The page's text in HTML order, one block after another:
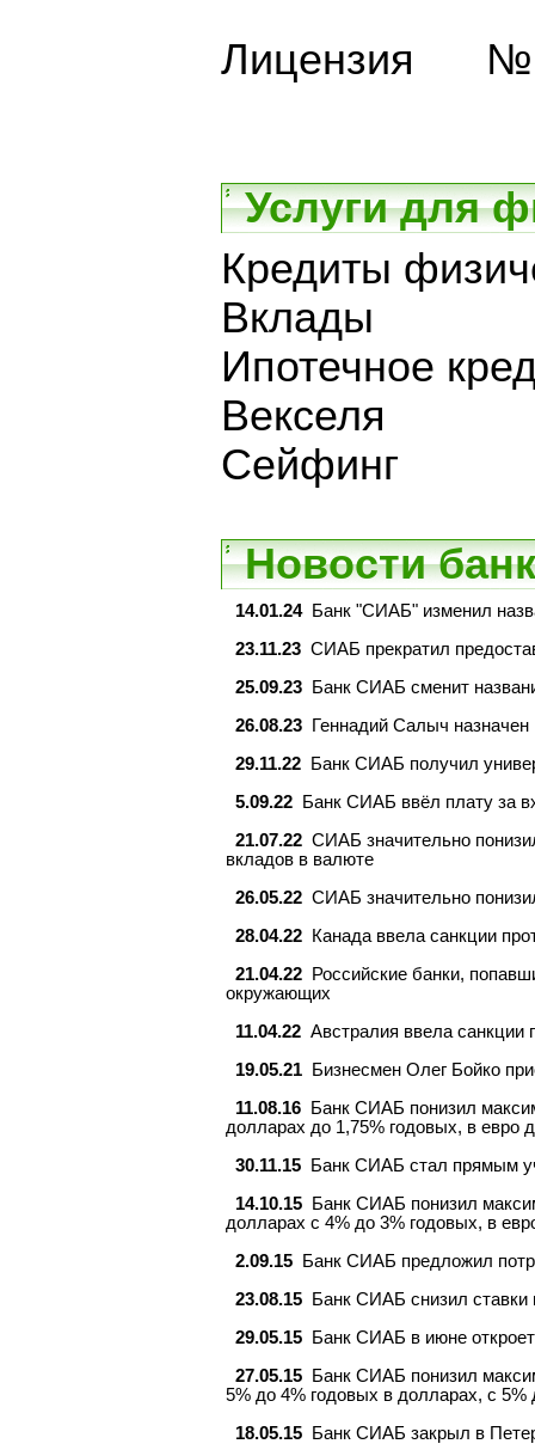
Лицензия №
Услуги для
Кредиты
Вклады
Ипотечное
Векселя
Сейфинг
Новости
14.01.24
Банк "СИАБ" изменил
23.11.23 СИАБ прекратил
25.09.23
Банк СИАБ сменит
26.08.23
Геннадий Салыч
29.11.22
Банк СИАБ получил
5.09.22
Банк СИАБ ввёл плату за
21.07.22 СИАБ значительно
вкладов в валюте
26.05.22 СИАБ значительно
28.04.22
Канада ввела санкции
21.04.22
Российские банки,
окружающих
11.04.22 Австралия ввела санкции
19.05.21
Бизнесмен Олег Бойко
11.08.16
Банк СИАБ понизил
долларах до 1,75% годовых, в евро
30.11.15
Банк СИАБ стал прямым
14.10.15
Банк СИАБ понизил
долларах с 4% до 3% годовых, в
2.09.15
Банк СИАБ предложил
23.08.15
Банк СИАБ снизил ставки
29.05.15
Банк СИАБ в июне
27.05.15
Банк СИАБ понизил
5% до 4% годовых в долларах, с 5%
18.05.15
Банк СИАБ закрыл в